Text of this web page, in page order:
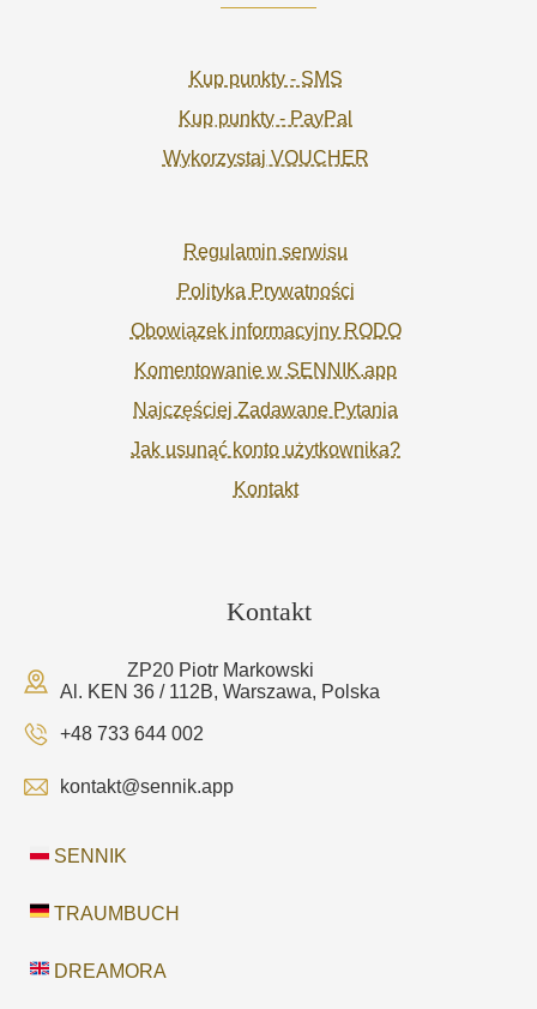
Kup punkty - SMS
Kup punkty - PayPal
Wykorzystaj VOUCHER
Regulamin serwisu
Polityka Prywatności
Obowiązek informacyjny RODO
Komentowanie w SENNIK.app
Najczęściej Zadawane Pytania
Jak usunąć konto użytkownika?
Kontakt
Kontakt
ZP20 Piotr Markowski
Al. KEN 36 / 112B, Warszawa, Polska
+48 733 644 002
kontakt@sennik.app
SENNIK
TRAUMBUCH
DREAMORA